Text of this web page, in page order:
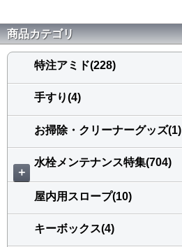
商品カテゴリ
特注アミド(228)
手すり(4)
お掃除・クリーナーグッズ(1)
＋
水栓メンテナンス特集(704)
屋内用スロープ(10)
キーボックス(4)